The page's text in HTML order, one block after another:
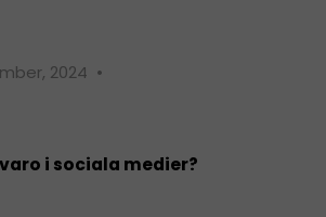
2024 •
i sociala medier?